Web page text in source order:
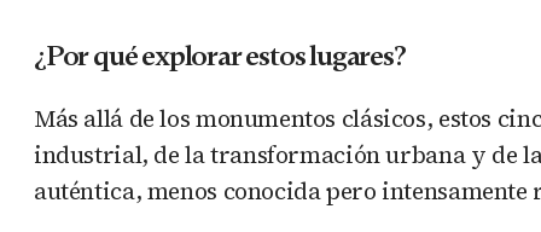
¿Por qué explorar estos lugares?
Más allá de los monumentos clásicos, estos
industrial, de la transformación urbana y de
auténtica, menos conocida pero